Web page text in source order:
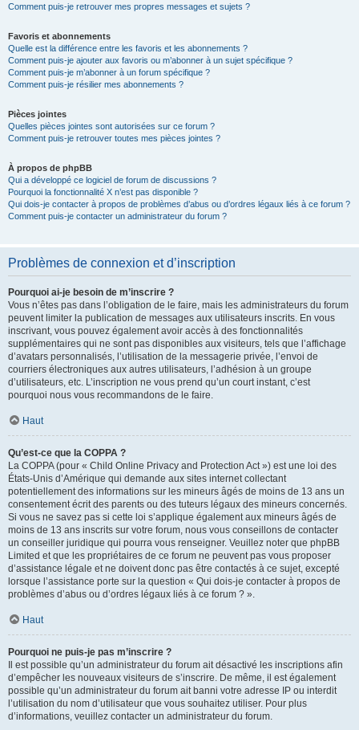
Comment puis-je retrouver mes propres messages et sujets ?
Favoris et abonnements
Quelle est la différence entre les favoris et les abonnements ?
Comment puis-je ajouter aux favoris ou m’abonner à un sujet spécifique ?
Comment puis-je m’abonner à un forum spécifique ?
Comment puis-je résilier mes abonnements ?
Pièces jointes
Quelles pièces jointes sont autorisées sur ce forum ?
Comment puis-je retrouver toutes mes pièces jointes ?
À propos de phpBB
Qui a développé ce logiciel de forum de discussions ?
Pourquoi la fonctionnalité X n’est pas disponible ?
Qui dois-je contacter à propos de problèmes d’abus ou d’ordres légaux liés à ce forum ?
Comment puis-je contacter un administrateur du forum ?
Problèmes de connexion et d’inscription
Pourquoi ai-je besoin de m’inscrire ?
Vous n’êtes pas dans l’obligation de le faire, mais les administrateurs du forum
peuvent limiter la publication de messages aux utilisateurs inscrits. En vous
inscrivant, vous pouvez également avoir accès à des fonctionnalités
supplémentaires qui ne sont pas disponibles aux visiteurs, tels que l’affichage
d’avatars personnalisés, l’utilisation de la messagerie privée, l’envoi de
courriers électroniques aux autres utilisateurs, l’adhésion à un groupe
d’utilisateurs, etc. L’inscription ne vous prend qu’un court instant, c’est
pourquoi nous vous recommandons de le faire.
Haut
Qu’est-ce que la COPPA ?
La COPPA (pour « Child Online Privacy and Protection Act ») est une loi des
États-Unis d’Amérique qui demande aux sites internet collectant
potentiellement des informations sur les mineurs âgés de moins de 13 ans un
consentement écrit des parents ou des tuteurs légaux des mineurs concernés.
Si vous ne savez pas si cette loi s’applique également aux mineurs âgés de
moins de 13 ans inscrits sur votre forum, nous vous conseillons de contacter
un conseiller juridique qui pourra vous renseigner. Veuillez noter que phpBB
Limited et que les propriétaires de ce forum ne peuvent pas vous proposer
d’assistance légale et ne doivent donc pas être contactés à ce sujet, excepté
lorsque l’assistance porte sur la question « Qui dois-je contacter à propos de
problèmes d’abus ou d’ordres légaux liés à ce forum ? ».
Haut
Pourquoi ne puis-je pas m’inscrire ?
Il est possible qu’un administrateur du forum ait désactivé les inscriptions afin
d’empêcher les nouveaux visiteurs de s’inscrire. De même, il est également
possible qu’un administrateur du forum ait banni votre adresse IP ou interdit
l’utilisation du nom d’utilisateur que vous souhaitez utiliser. Pour plus
d’informations, veuillez contacter un administrateur du forum.